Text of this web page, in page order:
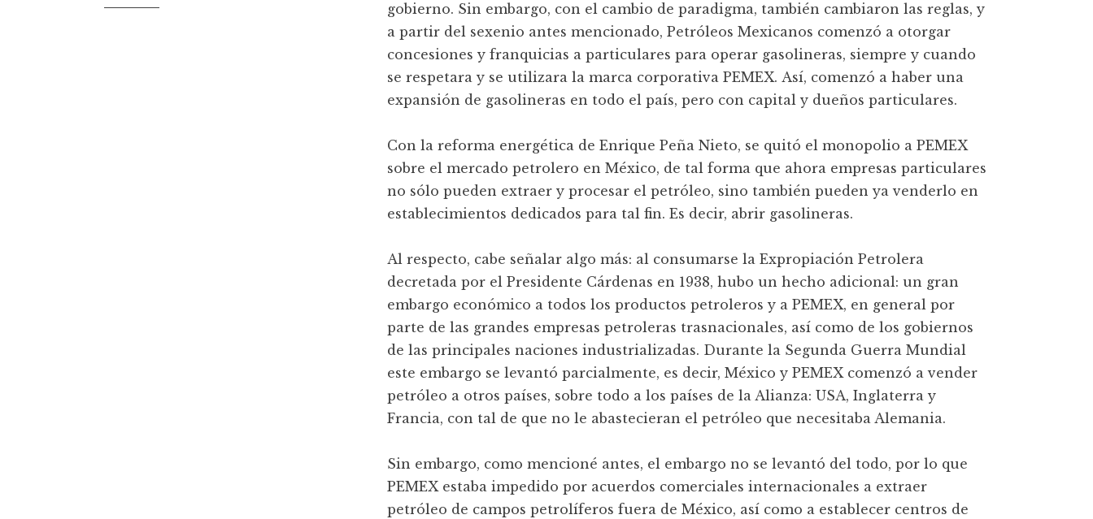
gobierno. Sin embargo, con el cambio de paradigma, también cambiaron las reglas, y
a partir del sexenio antes mencionado, Petróleos Mexicanos comenzó a otorgar
concesiones y franquicias a particulares para operar gasolineras, siempre y cuando
se respetara y se utilizara la marca corporativa PEMEX. Así, comenzó a haber una
expansión de gasolineras en todo el país, pero con capital y dueños particulares.
Con la reforma energética de Enrique Peña Nieto, se quitó el monopolio a PEMEX
sobre el mercado petrolero en México, de tal forma que ahora empresas particulares
no sólo pueden extraer y procesar el petróleo, sino también pueden ya venderlo en
establecimientos dedicados para tal fin. Es decir, abrir gasolineras.
Al respecto, cabe señalar algo más: al consumarse la Expropiación Petrolera
decretada por el Presidente Cárdenas en 1938, hubo un hecho adicional: un gran
embargo económico a todos los productos petroleros y a PEMEX, en general por
parte de las grandes empresas petroleras trasnacionales, así como de los gobiernos
de las principales naciones industrializadas. Durante la Segunda Guerra Mundial
este embargo se levantó parcialmente, es decir, México y PEMEX comenzó a vender
petróleo a otros países, sobre todo a los países de la Alianza: USA, Inglaterra y
Francia, con tal de que no le abastecieran el petróleo que necesitaba Alemania.
Sin embargo, como mencioné antes, el embargo no se levantó del todo, por lo que
PEMEX estaba impedido por acuerdos comerciales internacionales a extraer
petróleo de campos petrolíferos fuera de México, así como a establecer centros de